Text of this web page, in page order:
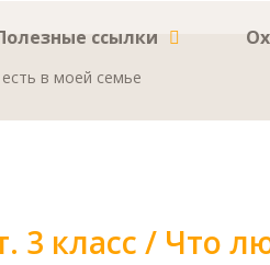
ссылки
в моей семье
3 класс / Что